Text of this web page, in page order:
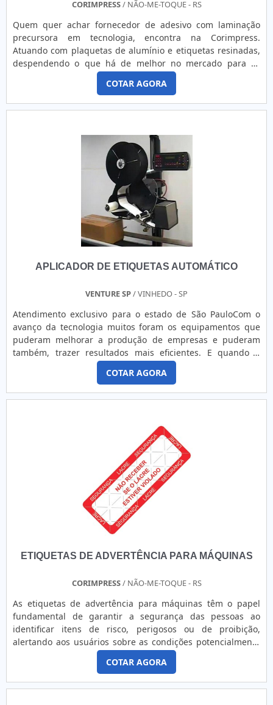
rótulos adesivos. Entre em contato com a Borges Etiquetas e
sofisticados e de ótimo preço. Entre em contato com a
equipe especializada da empresa e saiba mais!
CORIMPRESS/ NÃO-ME-TOQUE - RS
Quem quer achar fornecedor de adesivo com laminação
precursora em tecnologia, encontra na Corimpress.
Atuando com plaquetas de alumínio e etiquetas resinadas,
despendendo o que há de melhor no mercado para os
clientes. Tudo isso só é possível graças ao time de
profissionais especializados e as instalações de alto
padrão.MAIS INFORMAÇÕES RELEVANTES SOBRE A
EMPRESASem trocar o foco sobre adesivo com laminação,
produtos e serviços com durabilidade e confiança,
características simples mas que mostram o
comprometimento da empresa com os clientes. Além disso,
a Corimpress garante aos consumidores:Alta
qualidade;Eficiência;Melhor custo benefício.E pensando no
cliente, além de toda qualidade e tecnologia, ainda oferece
soluções de impressão e adesivamento para o sucesso dos
produtos com responsabilidade com a marca, com o prazo
de entrega, qualidade, dubilidade e respeito ao meio
líder no mercado e altamente qualificada, qualificações
e tendo com know-how adquirido em mais de 30 anos de
as expectativas dos clientes, atuando com fornecedores que
prezam pela qualidade e excelência nos produtos sempre
atentos às novas tecnologias, FORNECEDOR DE ADESIVO
COM LAMINAÇÃO DE ALTA QUALIDADESomente na
Corimpress é possível encontrar o que há de melhor no
mercado de distribuidor de adesivo com laminação. Aqui os
clientes encontram ítens como adesivos e etiquetas e
COTAR AGORA
APLICADOR DE ETIQUETAS AUTOMÁTICO
VENTURE SP/ VINHEDO - SP
Atendimento exclusivo para o estado de São PauloCom o
avanço da tecnologia muitos foram os equipamentos que
puderam melhorar a produção de empresas e puderam
também, trazer resultados mais eficientes. E quando o
assunto é etiquetagem, podemos mencionar o aplicador de
etiquetas automático. Esse tipo de equipamento pode
aplicar etiquetas com velocidade e assertividade em uma
série de superfícies diferentes, por exemplo: Garrafas;
COTAR AGORA
ETIQUETAS DE ADVERTÊNCIA PARA MÁQUINAS
CORIMPRESS/ NÃO-ME-TOQUE - RS
As etiquetas de advertência para máquinas têm o papel
fundamental de garantir a segurança das pessoas ao
identificar itens de risco, perigosos ou de proibição,
alertando aos usuários sobre as condições potencialmente
arriscadas.o produto é utilizado em diversos locaisOu seja,
são regidas por normas administrativas que exigem
identificação através de placas e avisos para que pessoas
ligadas ao trabalho bem como agentes externos sejam
COTAR AGORA